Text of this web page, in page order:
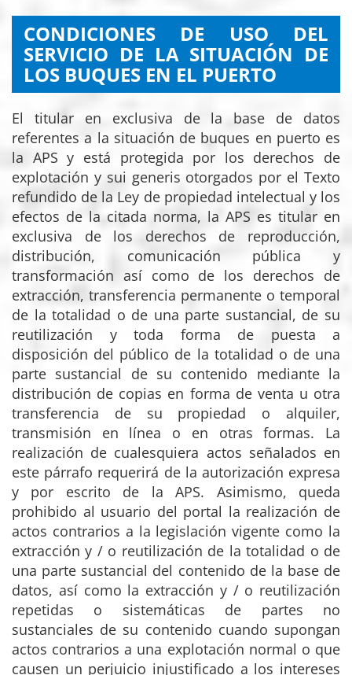
CONDICIONES DE USO DEL
SERVICIO DE LA SITUACIÓN DE
LOS BUQUES EN EL PUERTO
El titular en exclusiva de la base de datos
referentes a la situación de buques en puerto es
la APS y está protegida por los derechos de
explotación y sui generis otorgados por el Texto
refundido de la Ley de propiedad intelectual y los
efectos de la citada norma, la APS es titular en
exclusiva de los derechos de reproducción,
distribución, comunicación pública y
transformación así como de los derechos de
extracción, transferencia permanente o temporal
de la totalidad o de una parte sustancial, de su
reutilización y toda forma de puesta a
disposición del público de la totalidad o de una
parte sustancial de su contenido mediante la
distribución de copias en forma de venta u otra
transferencia de su propiedad o alquiler,
transmisión en línea o en otras formas. La
realización de cualesquiera actos señalados en
este párrafo requerirá de la autorización expresa
y por escrito de la APS. Asimismo, queda
prohibido al usuario del portal la realización de
actos contrarios a la legislación vigente como la
extracción y / o reutilización de la totalidad o de
una parte sustancial del contenido de la base de
datos, así como la extracción y / o reutilización
repetidas o sistemáticas de partes no
sustanciales de su contenido cuando supongan
actos contrarios a una explotación normal o que
causen un perjuicio injustificado a los intereses